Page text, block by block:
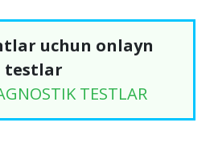
uchun onlayn
testlar
TESTLAR